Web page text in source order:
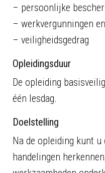
– persoonlijke
– werkvergunningen
– veiligheidsgedrag
Opleidingsduur
De opleiding
één lesdag.
Doelstelling
Na de opleiding kunt
handelingen